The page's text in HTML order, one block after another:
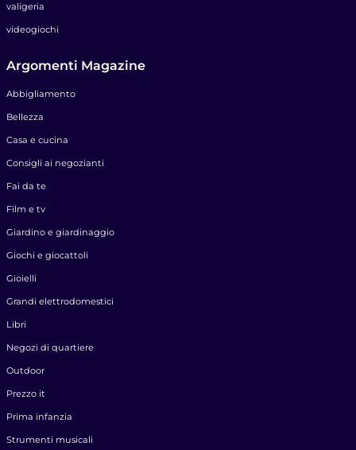
valigeria
videogiochi
Argomenti Magazine
Abbigliamento
Bellezza
Casa e cucina
Consigli ai negozianti
Fai da te
Film e tv
Giardino e giardinaggio
Giochi e giocattoli
Gioielli
Grandi elettrodomestici
Libri
Negozi di quartiere
Outdoor
Prezzo it
Prima infanzia
Strumenti musicali